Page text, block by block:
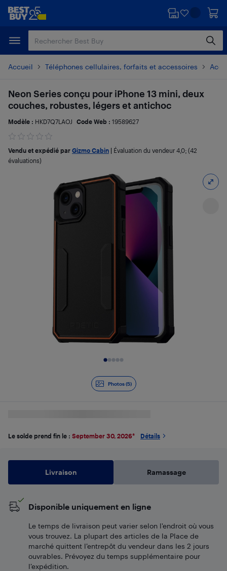
Passer
principal
Passer
Accueil Téléphones cellulaires, forfaits et accessoires
Photos (5)
Neon Series conçu pour iPhone 13 mini, deux
couches, robustes, légers et antichoc
Modèle : HKD7Q7LAOJ Code Web : 19589627
Vendu et expédié par Gizmo Cabin Évaluation du vendeur 4,0; (42
évaluations)
Le solde prend fin le : September 30, 2026* Détails
Livraison Ramassage
Disponible uniquement en ligne
Le temps de livraison peut varier selon l'endroit où vous
vous trouvez. La plupart des articles de la Place de
marché quittent l’entrepôt du vendeur dans les 2 jours
ouvrables. Prévoyez du temps supplémentaire pour
l’expédition.